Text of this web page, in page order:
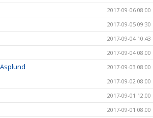
2017-09-06 08:00
2017-09-05 09:30
2017-09-04 10:43
2017-09-04 08:00
2017-09-03 08:00
2017-09-02 08:00
2017-09-01 12:00
2017-09-01 08:00